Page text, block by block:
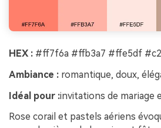
HEX : #ff7f6a #ffb3a7 #ffe5df
Ambiance : romantique, doux,
Idéal pour :invitations de mariage
Rose corail et pastels aériens